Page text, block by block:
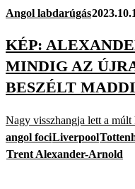
Angol labdarúgás
KÉP:
MINDIG AZ
BESZÉLT
Nagy visszhangja lett a
angol fociLiverpool
Trent Alexander-Arnold